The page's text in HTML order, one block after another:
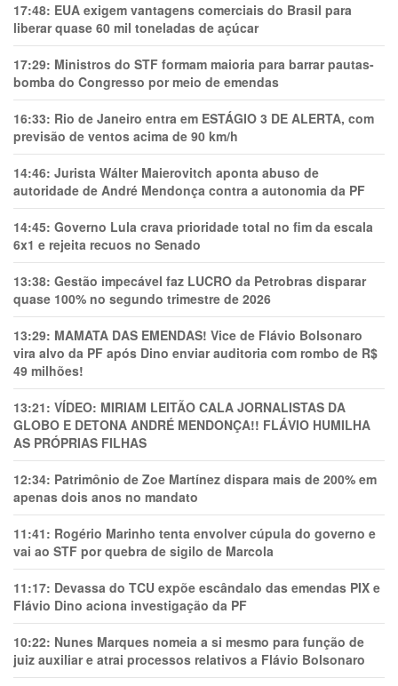
17:48: EUA exigem vantagens comerciais do Brasil para
liberar quase 60 mil toneladas de açúcar
17:29: Ministros do STF formam maioria para barrar pautas-
bomba do Congresso por meio de emendas
16:33: Rio de Janeiro entra em ESTÁGIO 3 DE ALERTA, com
previsão de ventos acima de 90 km/h
14:46: Jurista Wálter Maierovitch aponta abuso de
autoridade de André Mendonça contra a autonomia da PF
14:45: Governo Lula crava prioridade total no fim da escala
6x1 e rejeita recuos no Senado
13:38: Gestão impecável faz LUCRO da Petrobras disparar
quase 100% no segundo trimestre de 2026
13:29: MAMATA DAS EMENDAS! Vice de Flávio Bolsonaro
vira alvo da PF após Dino enviar auditoria com rombo de R$
49 milhões!
13:21: VÍDEO: MIRIAM LEITÃO CALA JORNALISTAS DA
GLOBO E DETONA ANDRÉ MENDONÇA!! FLÁVIO HUMILHA
AS PRÓPRIAS FILHAS
12:34: Patrimônio de Zoe Martínez dispara mais de 200% em
apenas dois anos no mandato
11:41: Rogério Marinho tenta envolver cúpula do governo e
vai ao STF por quebra de sigilo de Marcola
11:17: Devassa do TCU expõe escândalo das emendas PIX e
Flávio Dino aciona investigação da PF
10:22: Nunes Marques nomeia a si mesmo para função de
juiz auxiliar e atrai processos relativos a Flávio Bolsonaro